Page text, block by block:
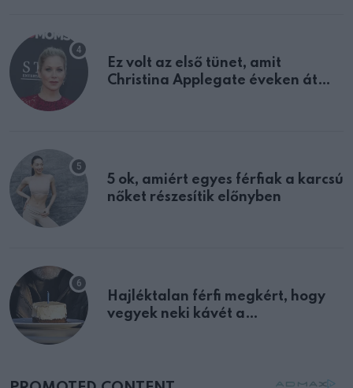
Ez volt az első tünet, amit
Christina Applegate éveken át
5 ok, amiért egyes férfiak a karcsú
nőket részesítik előnyben
Hajléktalan férfi megkért, hogy
vegyek neki kávét a